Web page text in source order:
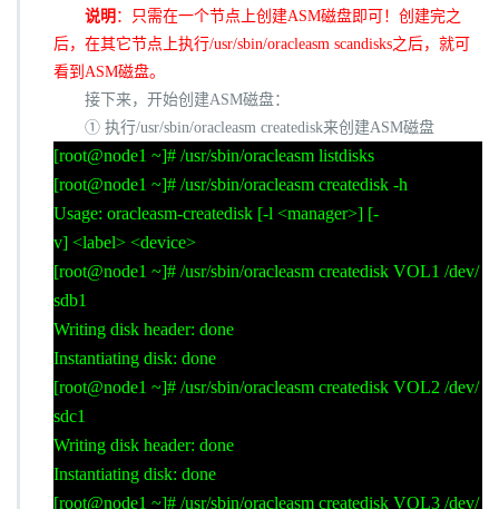
说明 ：只需在一个节点上创建ASM磁盘即可！创建完之
后，在其它节点上执行/usr/sbin/oracleasm scandisks之后，就可
看到 ASM磁盘。
接下来，开始创建ASM磁盘：
① 执行/usr/sbin/oracleasm createdisk来创建ASM磁盘
[root@node1 ~]# /usr/sbin/oracleasm listdisks
[root@node1 ~]# /usr/sbin/oracleasm createdisk -h
Usage: oracleasm-createdisk [-l <manager>] [-
v] <label> <device>
[root@node1 ~]# /usr/sbin/oracleasm createdisk VOL1 /dev/
sdb1
Writing disk header: done
Instantiating disk: done
[root@node1 ~]# /usr/sbin/oracleasm createdisk VOL2 /dev/
sdc1
Writing disk header: done
Instantiating disk: done
[root@node1 ~]# /usr/sbin/oracleasm createdisk VOL3 /dev/